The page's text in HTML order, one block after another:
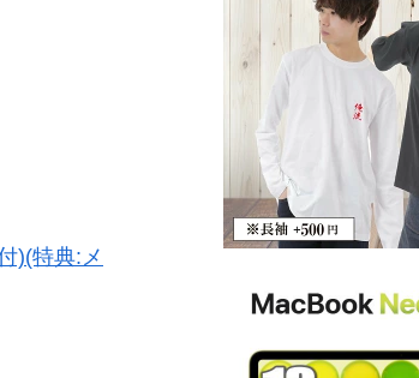
)(特典:メ